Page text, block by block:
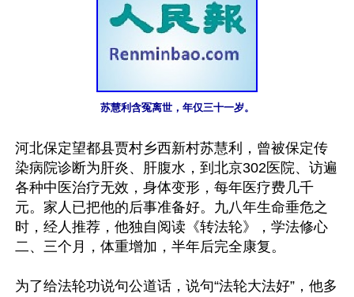
苏慧利含冤离世，年仅三十一岁。
河北保定望都县贾村乡西新村苏慧利，曾被保定传
染病院诊断为肝炎、肝腹水，到北京302医院、访遍
各种中医治疗无效，身体变形，每年医疗费几千
元。家人已把他的后事准备好。九八年生命垂危之
时，经人推荐，他独自阅读《转法轮》，学法修心
二、三个月，体重增加，半年后完全康复。
为了给法轮功说句公道话，说句“法轮大法好”，他多